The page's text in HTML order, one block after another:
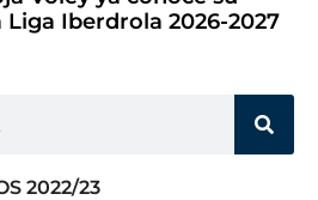
Iberdrola 2026-2027
2022/23